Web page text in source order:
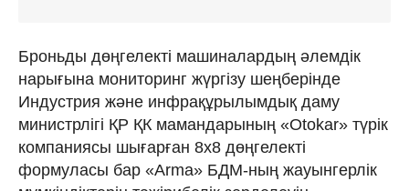
Броньды дөңгелекті машиналардың әлемдік
нарығына мониторинг жүргізу шеңберінде
Индустрия және инфрақұрылымдық даму
министрлігі ҚР ҚК мамандарының «Otokar» түрік
компаниясы шығарған 8х8 дөңгелекті
формуласы бар «Arma» БДМ-ның жауынгерлік